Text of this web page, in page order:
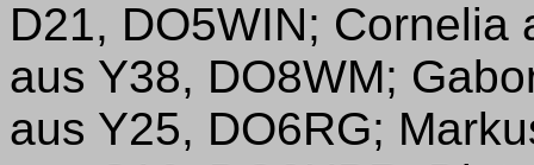
D21, DO5WIN; Cornelia
aus Y38, DO8WM;
aus Y25, DO6RG;